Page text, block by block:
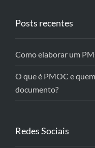
Posts recentes
Como elaborar um
O que é PMOC e
documento?
Redes Sociais